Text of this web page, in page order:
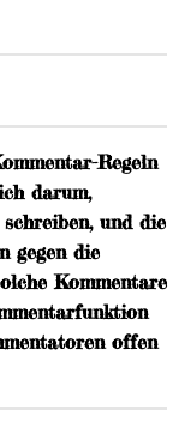
Regeln
darum,
und die
gegen die
Kommentare
offen